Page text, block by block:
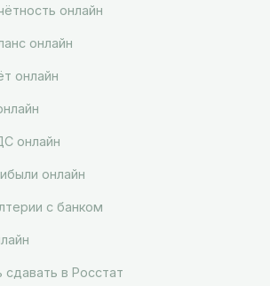
онлайн
онлайн
онлайн
онлайн
онлайн
с банком
в Росстат